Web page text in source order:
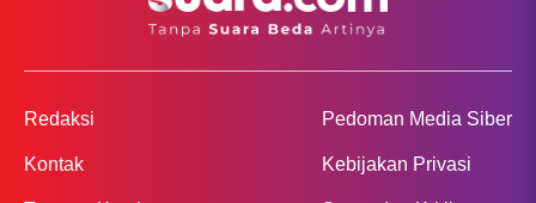
Redaksi
Kontak
Pedoman Media Siber
Kebijakan Privasi